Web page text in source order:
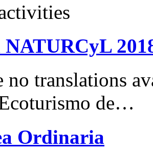
no translations
de…
Ordinaria